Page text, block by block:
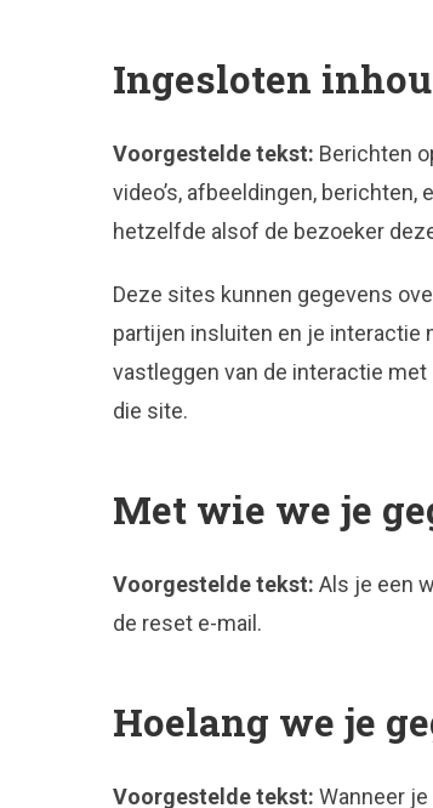
Ingesloten
Voorgestelde tekst: Berichten
video’s, afbeeldingen,
hetzelfde alsof de bezoeker
Deze sites kunnen gegevens
partijen insluiten en je
vastleggen van de interactie
die site.
Met wie we je
Voorgestelde tekst:Als je een
de reset e-mail.
Hoelang we je
Voorgestelde tekst:Wanneer